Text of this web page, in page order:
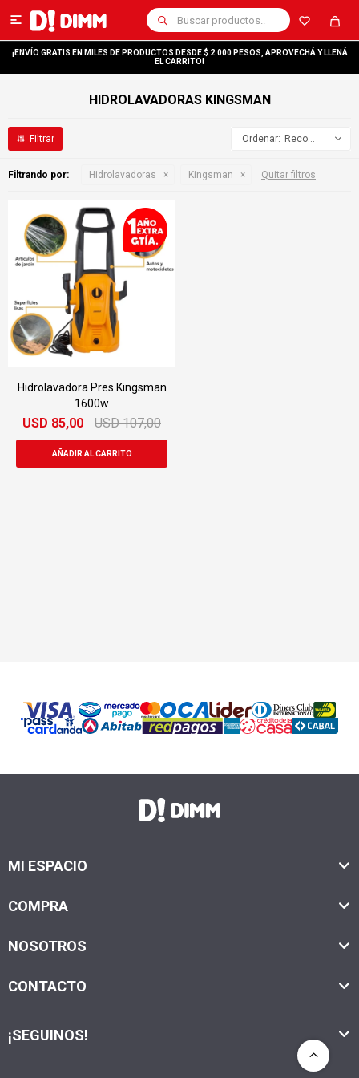

¡ENVÍO GRATIS EN MILES DE PRODUCTOS DESDE $ 2.000 PESOS, APROVECHÁ Y LLENÁ
EL CARRITO!
HIDROLAVADORAS KINGSMAN
Recomendados
Filtrando por: Hidrolavadoras Kingsman Quitar filtros
Hidrolavadora Pres Kingsman
1600w
USD 85,00 USD 107,00
MI ESPACIO
COMPRA
NOSOTROS
CONTACTO
¡SEGUINOS!